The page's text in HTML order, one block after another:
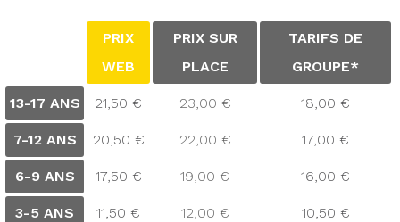
PRIX
WEB
PRIX SUR
PLACE
TARIFS DE
GROUPE*
13-17 ANS 21,50 € 23,00 € 18,00 €
7-12 ANS 20,50 € 22,00 € 17,00 €
6-9 ANS 17,50 € 19,00 € 16,00 €
3-5 ANS 11,50 € 12,00 € 10,50 €